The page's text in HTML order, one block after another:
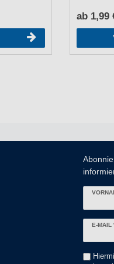
ab 1,99
E-MAIL